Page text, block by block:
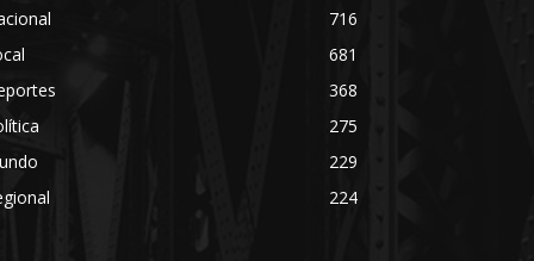
716
681
368
275
229
224